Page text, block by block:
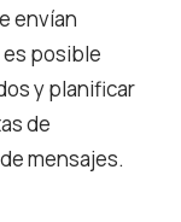
envían
es posible
y planificar
de
mensajes.